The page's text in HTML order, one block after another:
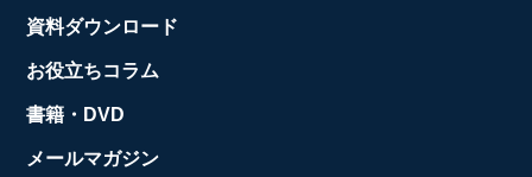
資料ダウンロード
お役立ちコラム
書籍・DVD
メールマガジン